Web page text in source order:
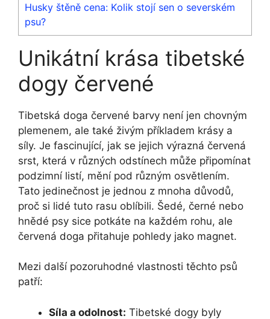
Husky štěně cena: Kolik stojí sen o severském
psu?
Unikátní krása tibetské
dogy červené
Tibetská doga červené barvy není jen chovným
plemenem, ale také živým příkladem krásy a
síly. Je fascinující, jak se jejich výrazná červená
srst, která v různých odstínech může připomínat
podzimní listí, mění pod různým osvětlením.
Tato jedinečnost je jednou z mnoha důvodů,
proč si lidé tuto rasu oblíbili. Šedé, černé nebo
hnědé psy sice potkáte na každém rohu, ale
červená doga přitahuje pohledy jako magnet.
Mezi další pozoruhodné vlastnosti těchto psů
patří:
Síla a odolnost: Tibetské dogy byly